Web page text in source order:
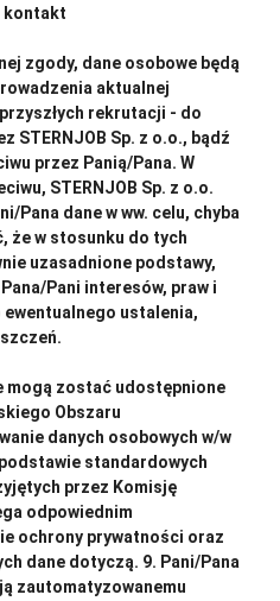
kontakt
zgody, dane osobowe będą
aktualnej
rekrutacji - do
STERNJOB Sp. z o.o., bądź
przez Panią/Pana. W
STERNJOB Sp. z o.o.
Pana dane w ww. celu, chyba
że w stosunku do tych
uzasadnione podstawy,
Pani interesów, praw i
ustalenia,
mogą zostać udostępnione
Obszaru
danych osobowych w/w
standardowych
przez Komisję
odpowiednim
ochrony prywatności oraz
dane dotyczą. 9. Pani/Pana
zautomatyzowanemu